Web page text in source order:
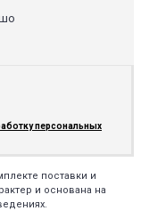
персональных
поставки и
и основана на